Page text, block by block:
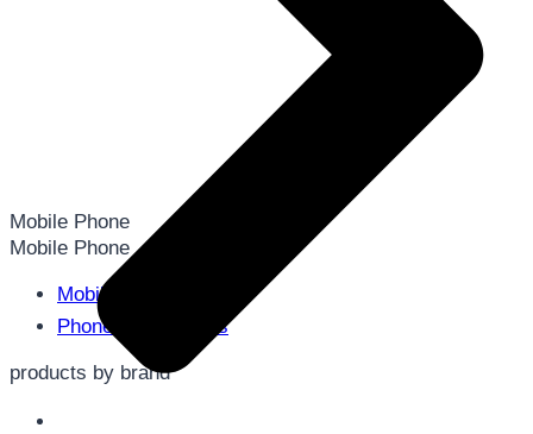
Mobile Phone
Mobile Phone
Mobile Phone
Phone Accessories
products by brand